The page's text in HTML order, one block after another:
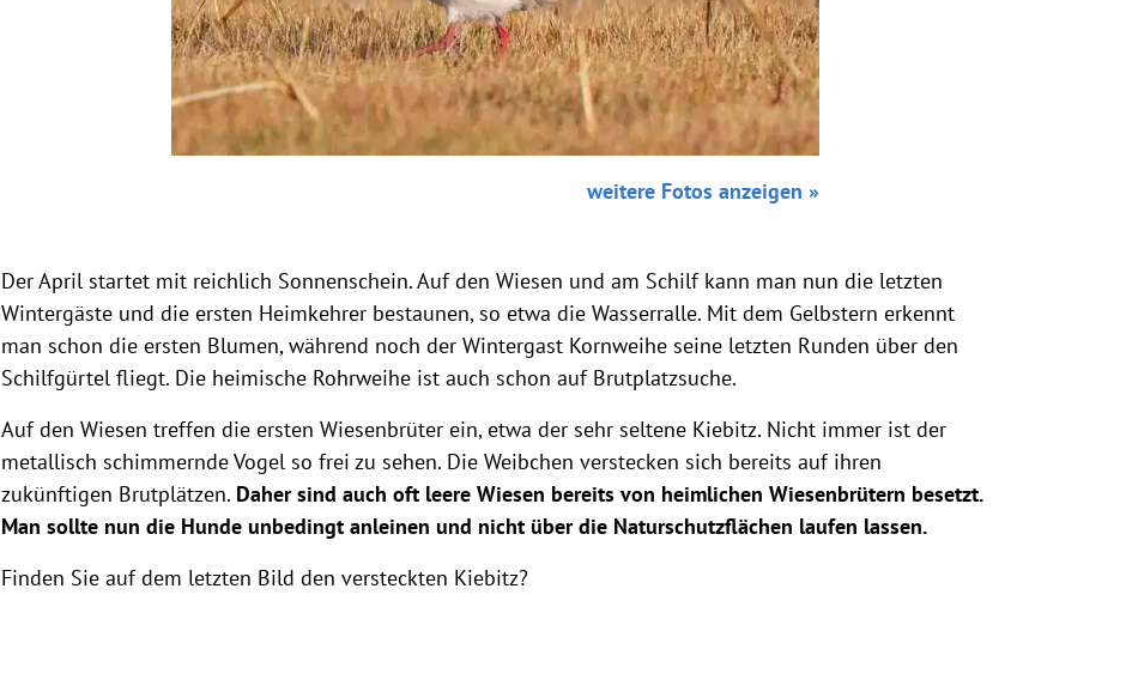
weitere Fotos anzeigen »
Der April startet mit reichlich Sonnenschein. Auf den Wiesen und am Schilf kann man nun die letzten
Wintergäste und die ersten Heimkehrer bestaunen, so etwa die Wasserralle. Mit dem Gelbstern erkennt
man schon die ersten Blumen, während noch der Wintergast Kornweihe seine letzten Runden über den
Schilfgürtel fliegt. Die heimische Rohrweihe ist auch schon auf Brutplatzsuche.
Auf den Wiesen treffen die ersten Wiesenbrüter ein, etwa der sehr seltene Kiebitz. Nicht immer ist der
metallisch schimmernde Vogel so frei zu sehen. Die Weibchen verstecken sich bereits auf ihren
zukünftigen Brutplätzen. Daher sind auch oft leere Wiesen bereits von heimlichen Wiesenbrütern besetzt.
Man sollte nun die Hunde unbedingt anleinen und nicht über die Naturschutzflächen laufen lassen.
Finden Sie auf dem letzten Bild den versteckten Kiebitz?